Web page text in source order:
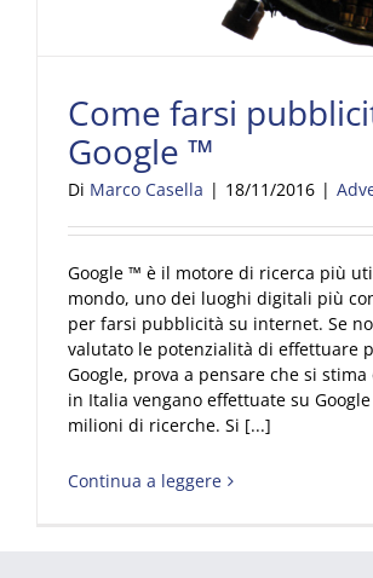
Come farsi
Google ™
Di Marco Casella | 18/11/2016 |
Google ™ è il motore di ricerca più
mondo, uno dei luoghi digitali più
per farsi pubblicità su internet. Se
valutato le potenzialità di effettuare
Google, prova a pensare che si
in Italia vengano effettuate su
milioni di ricerche. Si [...]
Continua a leggere